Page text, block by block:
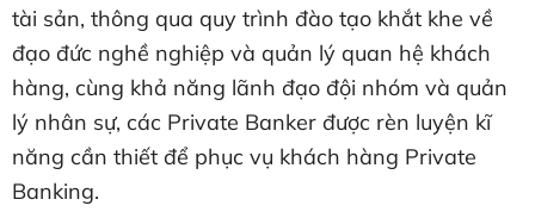
tài sản, thông qua quy trình đào tạo khắt khe về
đạo đức nghề nghiệp và quản lý quan hệ khách
hàng, cùng khả năng lãnh đạo đội nhóm và quản
lý nhân sự, các Private Banker được rèn luyện kĩ
năng cần thiết để phục vụ khách hàng Private
Banking.